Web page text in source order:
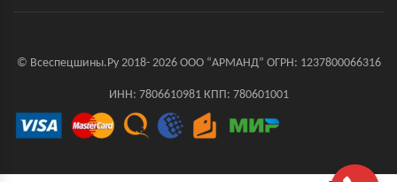
© Всеспецшины.Ру 2018- 2026 ООО “АРМАНД” ОГРН: 1237800066316
ИНН: 7806610981 КПП: 780601001